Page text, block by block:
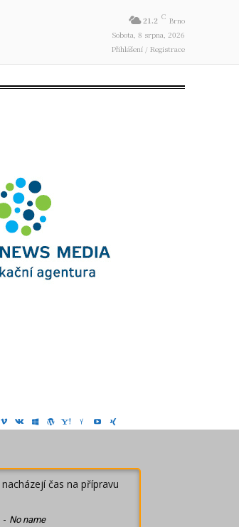
21.2 C Brno
Sobota, 8 srpna, 2026
Přihlášení / Registrace
čas na přípravu
- No name